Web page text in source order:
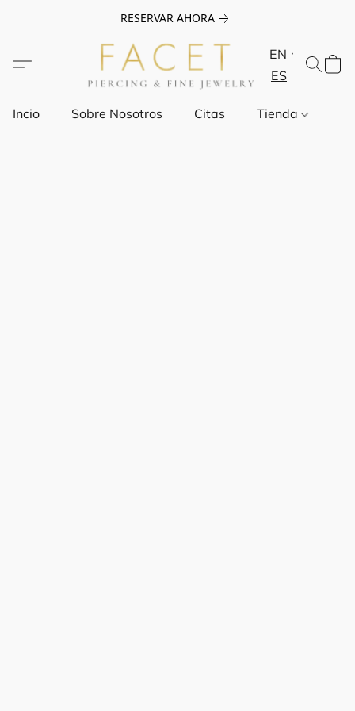
RESERVAR AHORA
EN
ES
Incio Sobre Nosotros Citas Tienda